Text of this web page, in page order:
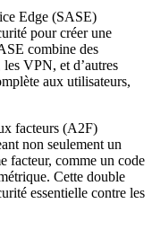
Edge (SASE)
pour créer une
combine des
VPN, et d’autres
aux utilisateurs,
facteurs (A2F)
non seulement un
facteur, comme un code
Cette double
essentielle contre les